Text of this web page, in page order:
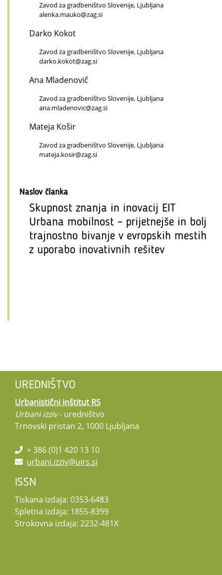
Zavod za gradbeništvo Slovenije, Ljubljana
alenka.mauko@zag.si
Darko Kokot
Zavod za gradbeništvo Slovenije, Ljubljana
darko.kokot@zag.si
Ana Mladenovič
Zavod za gradbeništvo Slovenije, Ljubljana
ana.mladenovic@zag.si
Mateja Košir
Zavod za gradbeništvo Slovenije, Ljubljana
mateja.kosir@zag.si
Naslov članka
Skupnost znanja in inovacij EIT
Urbana mobilnost – prijetnejše in bolj
trajnostno bivanje v evropskih mestih
z uporabo inovativnih rešitev
UREDNIŠTVO
Urbanistični inštitut RS
Urbani izziv- uredništvo
Trnovski pristan 2, 1000 Ljubljana
+ 386 (0)1 420 13 10
urbani.izziv@uirs.si
ISSN
Tiskana izdaja: 0353-6483
Spletna izdaja: 1855-8399
Strokovna izdaja: 2232-481X